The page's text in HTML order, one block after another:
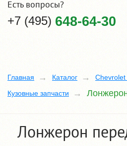
Есть вопросы?
+7 (495) 648-64-30
Главная Каталог
Кузовные запчасти
Лонжерон